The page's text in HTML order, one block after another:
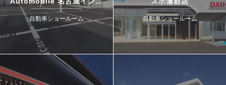
ー・ドゥカティ名古屋イース
ト
自動車ショールーム 自動車ショールーム